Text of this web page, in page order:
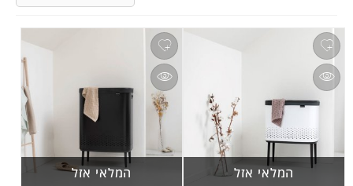
המלאי אזל
המלאי אזל